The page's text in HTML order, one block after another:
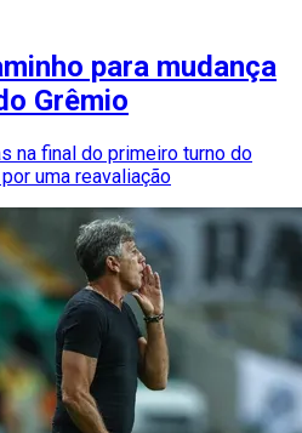
para mudança
Grêmio
na final do primeiro turno do
uma reavaliação